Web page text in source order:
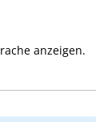
anzeigen.